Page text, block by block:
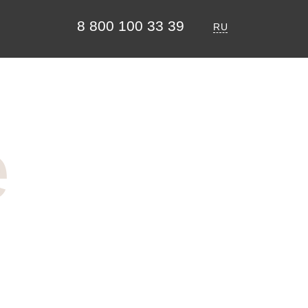
8 800 100 33 39 RU